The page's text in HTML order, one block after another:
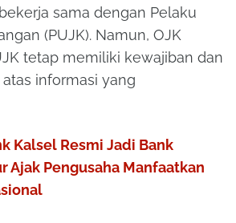
sama dengan Pelaku
(PUJK). Namun, OJK
tetap memiliki kewajiban dan
informasi yang
Kalsel Resmi Jadi Bank
Ajak Pengusaha Manfaatkan